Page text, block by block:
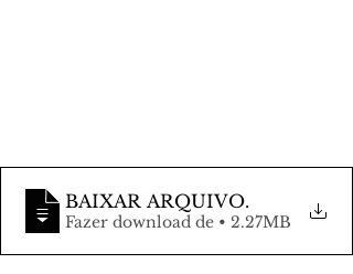
BAIXAR ARQUIVO.
Fazer download de • 2.27MB